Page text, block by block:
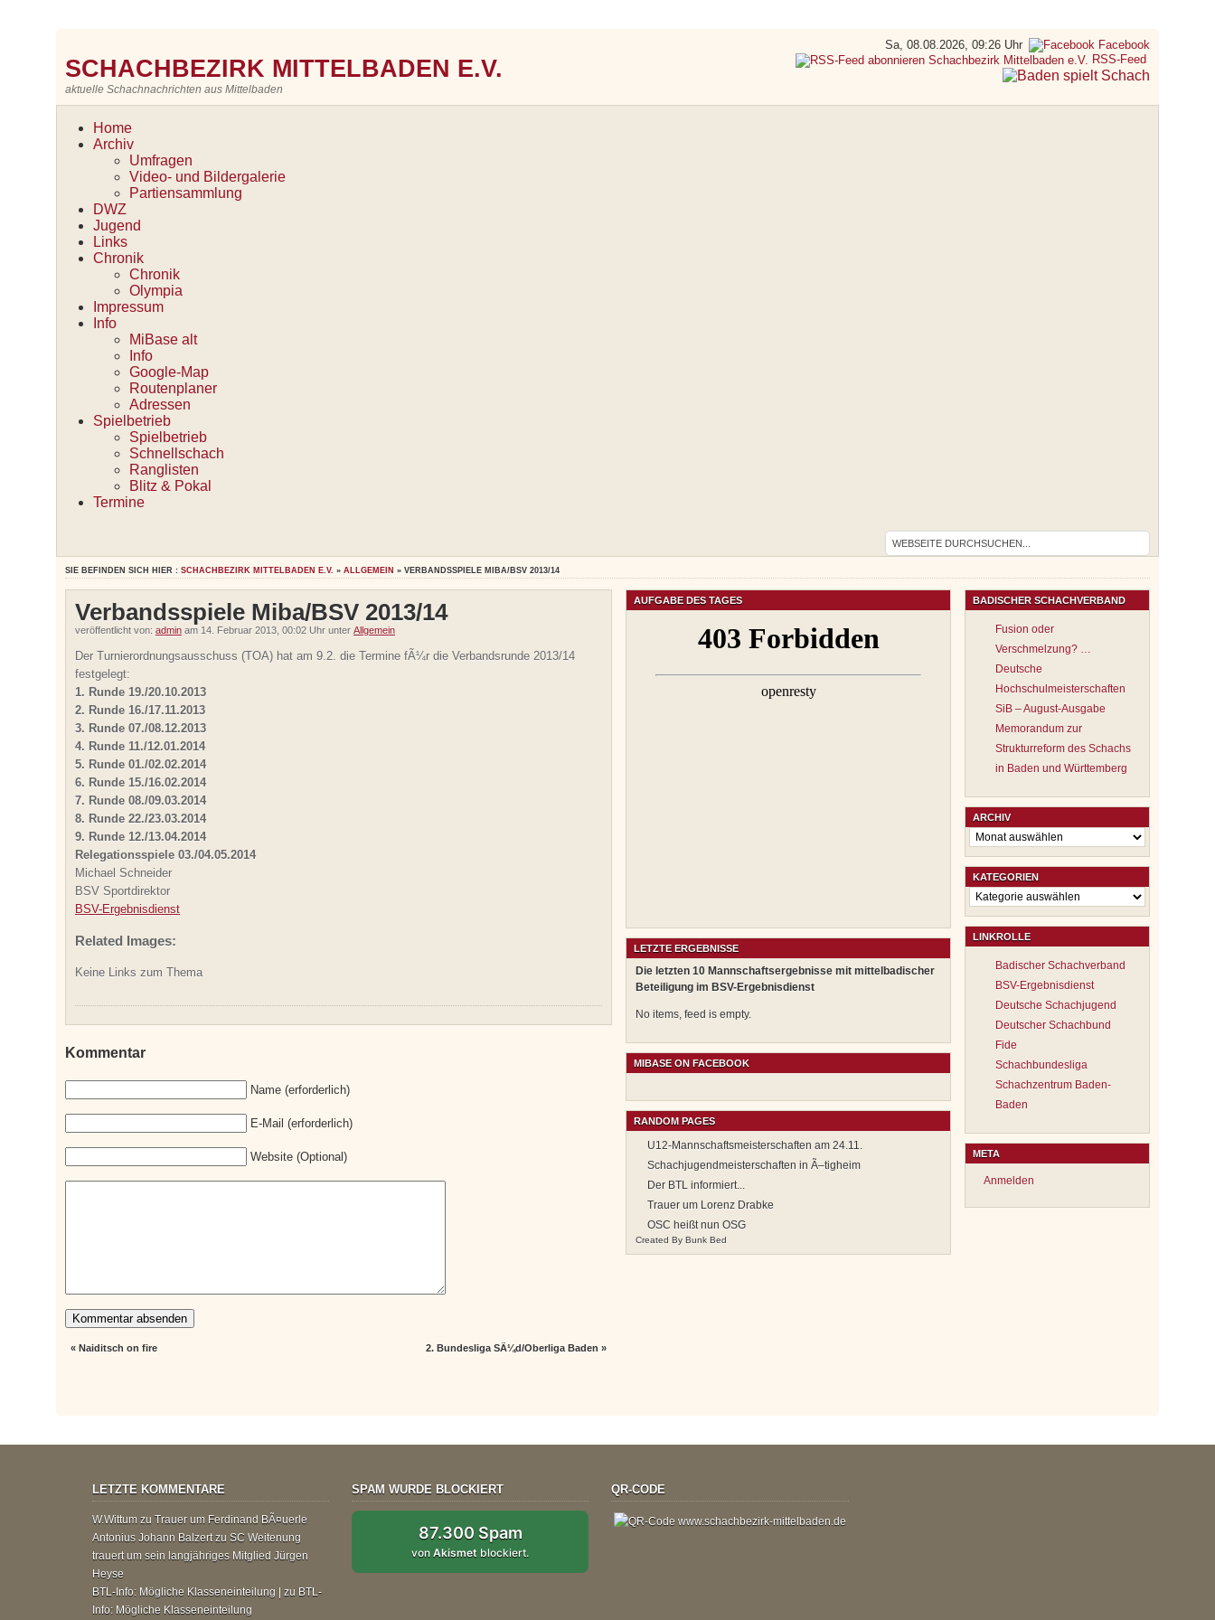
SCHACHBEZIRK MITTELBADEN E.V.
aktuelle Schachnachrichten aus Mittelbaden
Sa, 08.08.2026, 09:26 Uhr
Facebook
RSS-Feed
Home
Archiv
Umfragen
Video- und Bildergalerie
Partiensammlung
DWZ
Jugend
Links
Chronik
Chronik
Olympia
Impressum
Info
MiBase alt
Info
Google-Map
Routenplaner
Adressen
Spielbetrieb
Spielbetrieb
Schnellschach
Ranglisten
Blitz & Pokal
Termine
SIE BEFINDEN SICH HIER : SCHACHBEZIRK MITTELBADEN E.V. » ALLGEMEIN » VERBANDSSPIELE MIBA/BSV 2013/14
Verbandsspiele Miba/BSV 2013/14
veröffentlicht von: admin am 14. Februar 2013, 00:02 Uhr unter Allgemein
Der Turnierordnungsausschuss (TOA) hat am 9.2. die Termine fÃ¼r die Verbandsrunde 2013/14
festgelegt:
1. Runde 19./20.10.2013
2. Runde 16./17.11.2013
3. Runde 07./08.12.2013
4. Runde 11./12.01.2014
5. Runde 01./02.02.2014
6. Runde 15./16.02.2014
7. Runde 08./09.03.2014
8. Runde 22./23.03.2014
9. Runde 12./13.04.2014
Relegationsspiele 03./04.05.2014
Michael Schneider
BSV Sportdirektor
BSV-Ergebnisdienst
Related Images:
Keine Links zum Thema
Kommentar
Name (erforderlich)
E-Mail (erforderlich)
Website (Optional)
«Naiditsch on fire 2. Bundesliga SÃ¼d/Oberliga Baden »
AUFGABE DES TAGES
LETZTE ERGEBNISSE
Die letzten 10 Mannschaftsergebnisse mit mittelbadischer
Beteiligung im BSV-Ergebnisdienst
No items, feed is empty.
MIBASE ON FACEBOOK
RANDOM PAGES
U12-Mannschaftsmeisterschaften am 24.11.
Schachjugendmeisterschaften in Ã–tigheim
Der BTL informiert...
Trauer um Lorenz Drabke
OSC heißt nun OSG
Created By Bunk Bed
BADISCHER SCHACHVERBAND
Fusion oder
Verschmelzung? …
Deutsche
Hochschulmeisterschaften
SiB – August-Ausgabe
Memorandum zur
Strukturreform des Schachs
in Baden und Württemberg
ARCHIV
Archiv
KATEGORIEN
Kategorien
LINKROLLE
Badischer Schachverband
BSV-Ergebnisdienst
Deutsche Schachjugend
Deutscher Schachbund
Fide
Schachbundesliga
Schachzentrum Baden-
Baden
META
Anmelden
LETZTE KOMMENTARE
W.Wittum zu Trauer um Ferdinand BÃ¤uerle
Antonius Johann Balzertzu SC Weitenung
trauert um sein langjähriges Mitglied Jürgen
Heyse
BTL-Info: Mögliche Klasseneinteilung |
zu BTL-
Info: Mögliche Klasseneinteilung
SPAM WURDE BLOCKIERT
87.300 Spam
vonAkismet blockiert.
QR-CODE